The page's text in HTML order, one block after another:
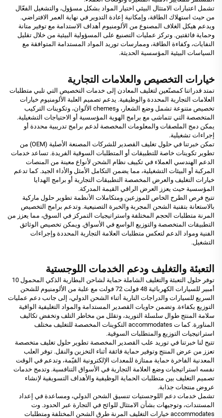
تشمل اعتبارات الامتثال البيئي اختيار المواد بشكل مسؤول، والتشغيل الفعّال
من حيث استهلاك الطاقة، وإمكانية إعادة التدوير في نهاية العمر الافتراضي.
ويدعم هيكل الغلاف المصنوع من الألومنيوم أهداف الاستدامة مع توفير متانة
وحماية فائقتين. وتركز عمليات التصنيع على المسؤولية البيئية من خلال تقليل
النفايات، وكفاءة الطاقة، وممارسات توريد المواد المستدامة المتوافقة مع
السياسات البيئية المؤسسية الحديثة.
خيارات التخصيص والعلامات التجارية
تمتد قدراتنا كمصنّعين لتغليف المعادن إلى خدمات التخصيص التي تلبي متطلبات
العلامات التجارية المحددة والوظيفية. يدعم تصميم العلبة الألومنيوم خيارات
تخصيص متنوعة تشمل وضع الشعار، وchemes الألوان، وتكوينات التركيب
المتخصصة التي تتماشى مع برامج الهوية المؤسسية أو الاحتياجات التشغيلية.
يمكن دمج الملصقات والمعلومات المخصصة لدعم برامج تدريبية محددة أو
إجراءات تشغيلية.
تمكن خبرتنا في حلول تغليف القصدير للشركات المصنعة الأصلية (OEM) من
تطوير تكوينات خاصة للتطبيقات أو المتطلبات السوقية الفريدة. تساعد خدمات
الدعم الهندسي العملاء في تكييف نظام الشحن لأنواع معينة من المنصات
المركبة أو البيئات التشغيلية، مما يضمن التكامل الأمثل والأداء الجيد. كما تدعم
خيارات التغليف والعرض المخصصة التطبيقات التجارية أو برامج الهدايا
المؤسسية حيث يعزز العرض الراقي القيمة المدركة.
تتيح فرص الطرح الخاص للموزعين ومتكاملات الأنظمة تطوير حلول ماركية
بالاستعانة بتقنية الشحن المجربة والخبرة التصنيعية. وتدعم برامج التخصيص
المرنة متطلبات الحجم المختلفة واستراتيجيات التمركز في السوق، مما يعزز من
التطبيقات المتخصصة والتوزيع الواسع في الأسواق. ويمكن تخصيص الوثائق
الفنية ومواد الدعم لتعكس متطلبات العلامة التجارية المحددة وإجراءات
التشغيل.
التعبئة والتغليف ودعم الخدمات اللوجستية
توفر حلول التعبئة والتغليف الشاملة حماية لشاحن البطارية الذكي المحمول 10
أمبير للسيارات الكهربائية 48 فولت 72 فولت مع علبة من الألومنيوم للشحن
السريع للسيارات والدراجات النارية أثناء الشحن الدولي، إلى جانب دعم عمليات
التوزيع بكفاءة. وتضمن حاويات القصدير المستدامة والمواد التغليفية الواقية
سلامة المنتج طوال سلسلة التوريد، وتقلل من مخاطر التلف وتخفض تكاليف
المناورة. كما ت accommodates التكوينات المخصصة للتغليف مختلف
استراتيجيات التوزيع والمتطلبات السوقية.
تتيح لنا خبرتنا في توريد علب القصدير المخصصة تطوير حلول تغليف متخصصة
تعزز من عرض المنتج وتوفير حماية فائقة أثناء التخزين والنقل. توفر العلب
المعدنية الفاخرة حماية ممتازة للمعدات الإلكترونية القيّمة، وتدعم في الوقت
نفسه استراتيجيات وضع العلامة التجارية في الأسواق التنافسية. وتدمج خدمات
تصميم التغليف بين متطلبات الحماية الوظيفية والأهداف التسويقية لإنشاء
عروض منتجات جذابة.
تشمل خدمات دعم اللوجستيات تنسيق الشحن الدولي، ومساعدة في إعداد
المستندات، وتوجيهات بشأن الامتثال للوائح في التجارة عبر الحدود. وت
accommodates خيارات التغليف المرنة طرق الشحن المختلفة ومتطلبات